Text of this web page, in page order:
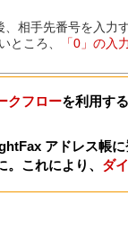
、相手先番号を入力
ところ、
「0」の入
クフローを利用す
アドレス帳
これにより、 ダ